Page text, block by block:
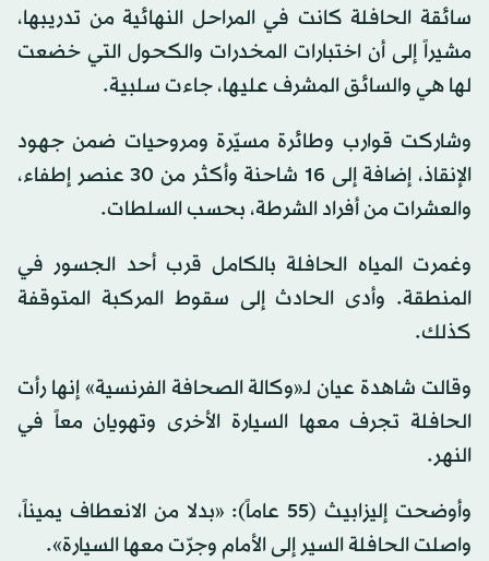
سائقة الحافلة كانت في المراحل النهائية من تدريبها،
مشيراً إلى أن اختبارات المخدرات والكحول التي خضعت
لها هي والسائق المشرف عليها، جاءت سلبية.
وشاركت قوارب وطائرة مسيّرة ومروحيات ضمن جهود
الإنقاذ، إضافة إلى 16 شاحنة وأكثر من 30 عنصر إطفاء،
والعشرات من أفراد الشرطة، بحسب السلطات.
وغمرت المياه الحافلة بالكامل قرب أحد الجسور في
المنطقة. وأدى الحادث إلى سقوط المركبة المتوقفة
كذلك.
وقالت شاهدة عيان لـ«وكالة الصحافة الفرنسية» إنها رأت
الحافلة تجرف معها السيارة الأخرى وتهويان معاً في
النهر.
وأوضحت إليزابيث (55 عاماً): «بدلا من الانعطاف يميناً،
واصلت الحافلة السير إلى الأمام وجرّت معها السيارة».